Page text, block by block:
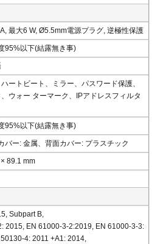
最大6 W, Ø5.5mm電源プラグ, 逆極性保護
95%以下(結露無き事)
ートビート、ミラー、パスワード保護、
ウォー ターマーク、IPアドレスフィルタ
95%以下(結露無き事)
バー: 金属、背面カバー: プラスチック
89.1 mm
Subpart B,
2015, EN 61000-3-2:2019, EN 61000-3-3:
4: 2011 +A1: 2014,